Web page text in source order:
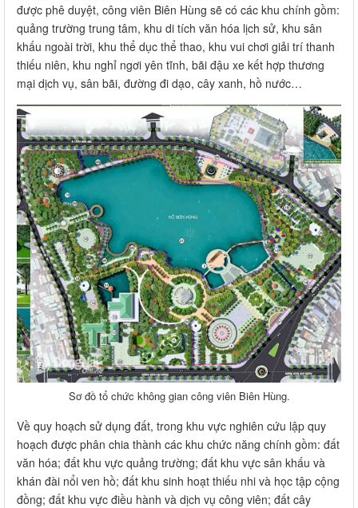
được phê duyệt, công viên Biên Hùng sẽ có các khu chính gồm:
quảng trường trung tâm, khu di tích văn hóa lịch sử, khu sân
khấu ngoài trời, khu thể dục thể thao, khu vui chơi giải trí thanh
thiếu niên, khu nghỉ ngơi yên tĩnh, bãi đậu xe kết hợp thương
mại dịch vụ, sân bãi, đường đi dạo, cây xanh, hồ nước…
Sơ đồ tổ chức không gian công viên Biên Hùng.
Về quy hoạch sử dụng đất, trong khu vực nghiên cứu lập quy
hoạch được phân chia thành các khu chức năng chính gồm: đất
văn hóa; đất khu vực quảng trường; đất khu vực sân khấu và
khán đài nổi ven hồ; đất khu sinh hoạt thiếu nhi và học tập cộng
đồng; đất khu vực điều hành và dịch vụ công viên; đất cây